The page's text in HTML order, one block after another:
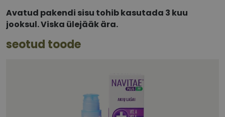
Avatud pakendi sisu tohib kasutada 3 kuu
jooksul. Viska ülejääk ära.
seotud toode